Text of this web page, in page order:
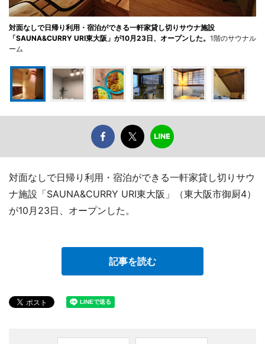
対面なしで日帰り利用・宿泊ができる一軒家貸し切りサウナ施設
「SAUNA&CURRY URI東大阪」が10月23日、オープンした。 1階のサウナル
ーム
対面なしで日帰り利用・宿泊ができる一軒家貸し切りサウ
ナ施設「SAUNA&CURRY URI東大阪」（東大阪市御厨4）
が10月23日、オープンした。
記事を読む